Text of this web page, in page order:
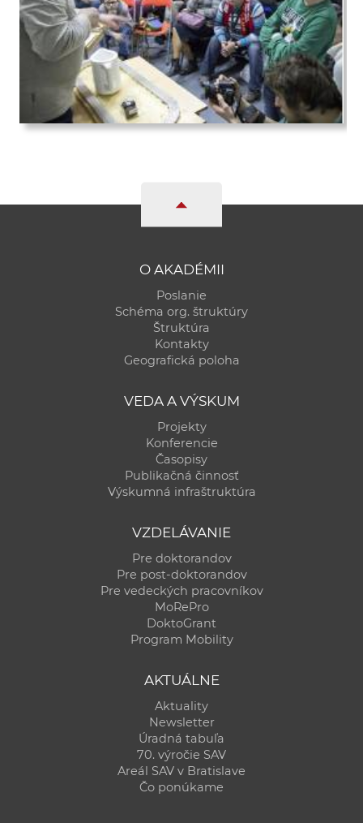
O AKADÉMII
Poslanie
Schéma org. štruktúry
Štruktúra
Kontakty
Geografická poloha
VEDA A VÝSKUM
Projekty
Konferencie
Časopisy
Publikačná činnosť
Výskumná infraštruktúra
VZDELÁVANIE
Pre doktorandov
Pre post-doktorandov
Pre vedeckých pracovníkov
MoRePro
DoktoGrant
Program Mobility
AKTUÁLNE
Aktuality
Newsletter
Úradná tabuľa
70. výročie SAV
Areál SAV v Bratislave
Čo ponúkame